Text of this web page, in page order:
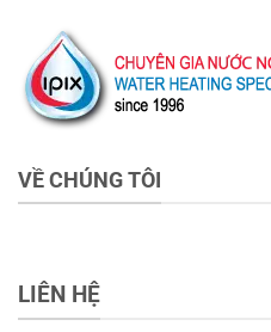
VỀ CHÚNG TÔI
LIÊN HỆ